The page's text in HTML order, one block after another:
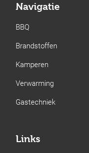
Navigatie
BBQ
Brandstoffen
Kamperen
Verwarming
Gastechniek
Links